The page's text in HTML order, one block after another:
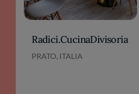
Radici.CucinaDivisoria
PRATO, ITALIA